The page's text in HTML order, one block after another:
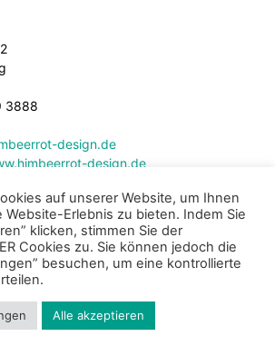
3888
design.de
design.de
auf unserer Website, um Ihnen
Erlebnis zu bieten. Indem Sie
klicken, stimmen Sie der
Cookies zu. Sie können jedoch die
besuchen, um eine kontrollierte
Alle akzeptieren